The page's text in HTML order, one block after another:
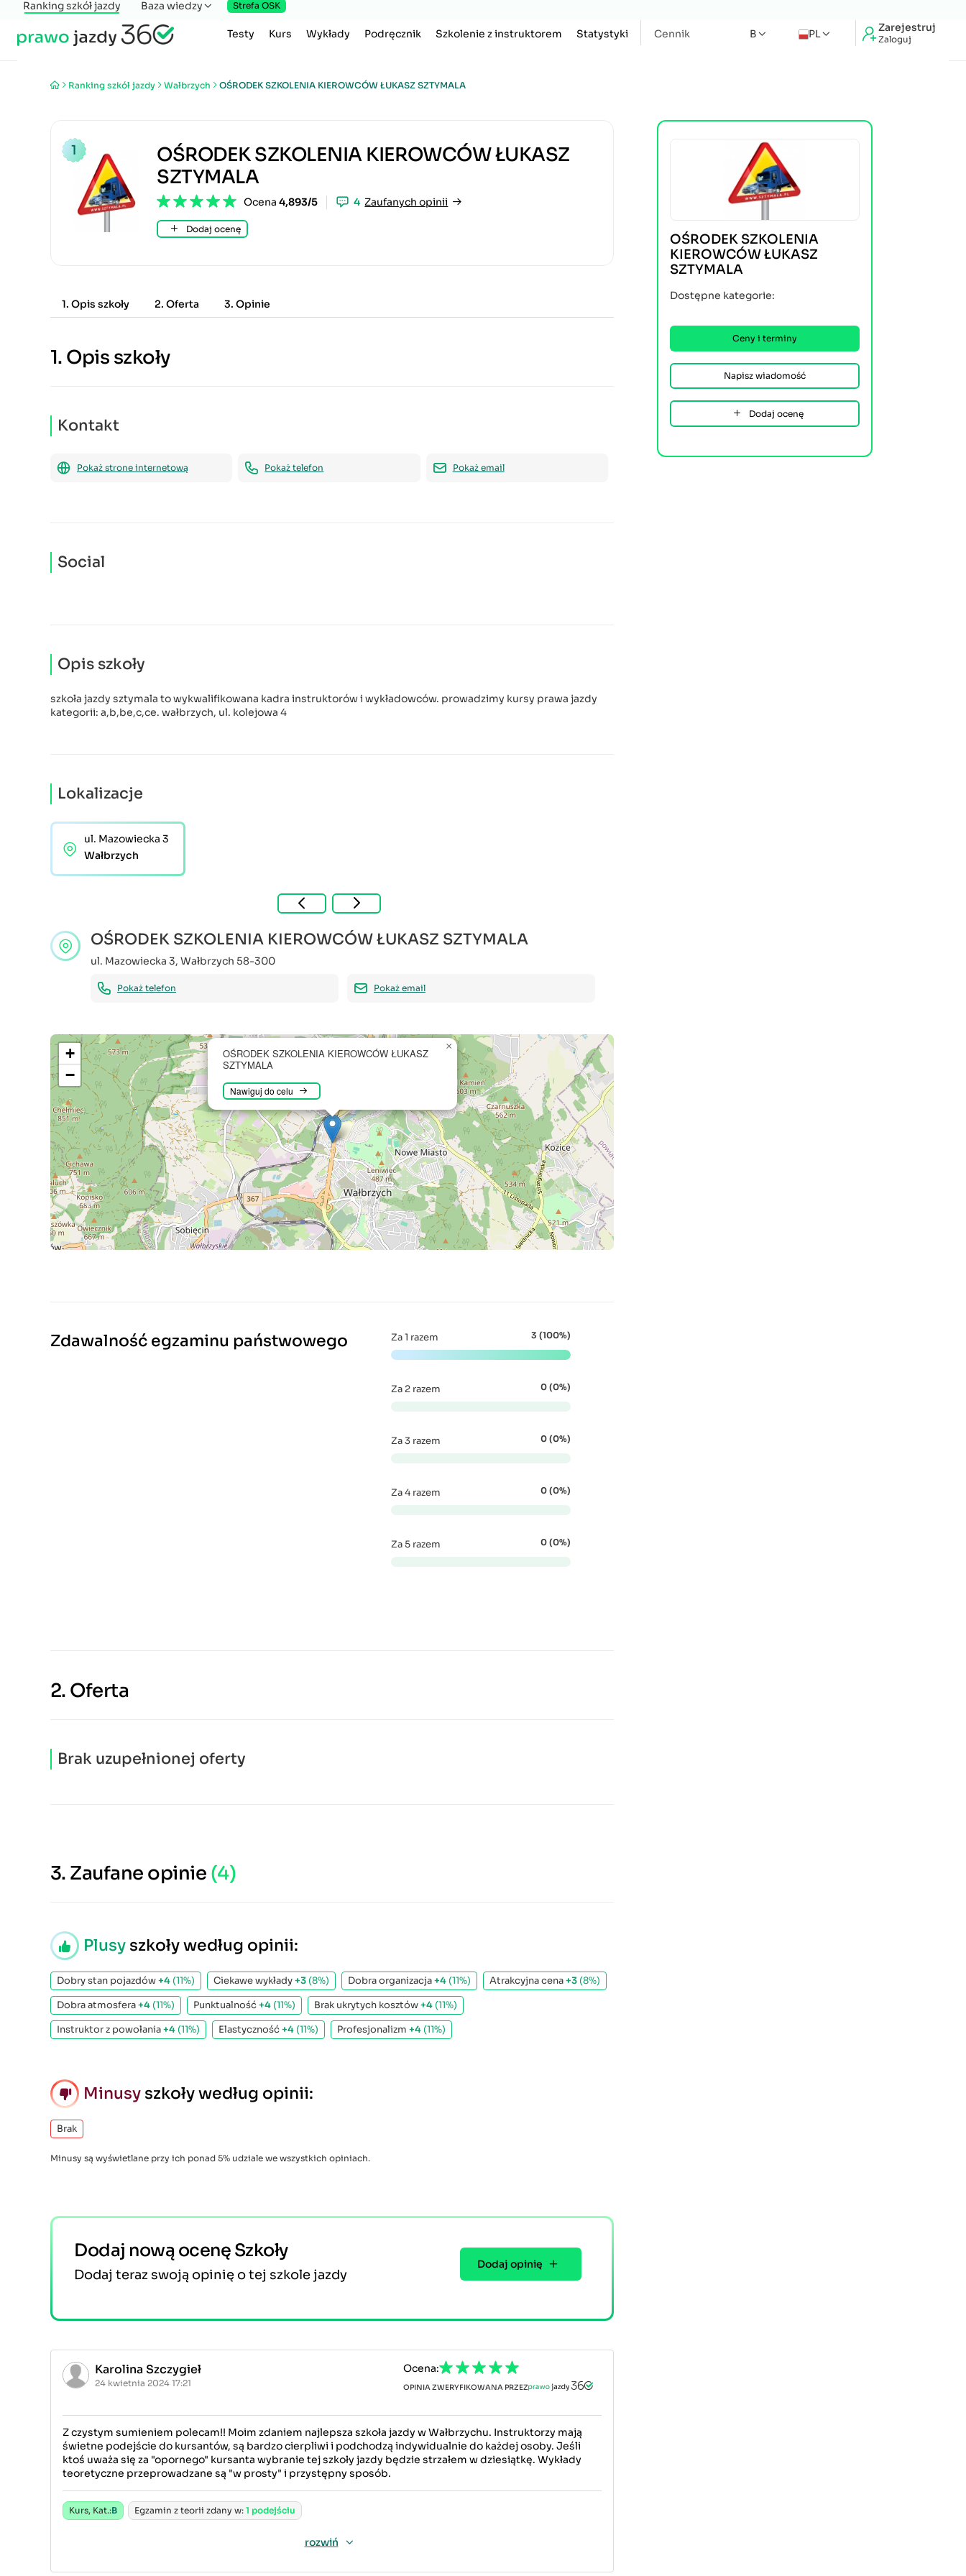
Zarejestruj
Zaloguj
PL
Testy Kurs Wykłady Podręcznik Szkolenie z instruktorem Statystyki Cennik B
Ranking szkół jazdy Baza wiedzy Strefa OSK
Ranking szkół jazdy Wałbrzych OŚRODEK SZKOLENIA KIEROWCÓW ŁUKASZ SZTYMALA
1
OŚRODEK SZKOLENIA KIEROWCÓW ŁUKASZ
SZTYMALA
Ocena4,893/5 4 Zaufanych opinii
Dodaj ocenę
1. Opis szkoły 2. Oferta 3. Opinie
1. Opis szkoły
Kontakt
Pokaż strone internetową Pokaż telefon Pokaż email
Social
Opis szkoły
szkoła jazdy sztymala to wykwalifikowana kadra instruktorów i wykładowców. prowadzimy kursy prawa jazdy
kategorii: a,b,be,c,ce. wałbrzych, ul. kolejowa 4
Lokalizacje
ul. Mazowiecka 3
Wałbrzych
OŚRODEK SZKOLENIA KIEROWCÓW ŁUKASZ SZTYMALA
ul. Mazowiecka 3, Wałbrzych 58-300
Pokaż telefon Pokaż email
OŚRODEK SZKOLENIA KIEROWCÓW ŁUKASZ
SZTYMALA
Nawiguj do celu
×
+
−
Zdawalność egzaminu państwowego Za 1 razem 3 (100%)
Za 2 razem 0 (0%)
Za 3 razem 0 (0%)
Za 4 razem 0 (0%)
Za 5 razem 0 (0%)
2. Oferta
Brak uzupełnionej oferty
3. Zaufane opinie (4)
Plusy szkoły według opinii:
Dobry stan pojazdów+4 (11%) Ciekawe wykłady+3 (8%) Dobra organizacja+4 (11%) Atrakcyjna cena+3 (8%)
Dobra atmosfera+4 (11%) Punktualność+4 (11%) Brak ukrytych kosztów+4 (11%)
Instruktor z powołania+4 (11%) Elastyczność+4 (11%) Profesjonalizm +4 (11%)
Minusy szkoły według opinii:
Brak
Minusy są wyświetlane przy ich ponad 5% udziale we wszystkich opiniach.
Dodaj nową ocenę Szkoły
Dodaj teraz swoją opinię o tej szkole jazdy
Dodaj opinię
Karolina Szczygieł
24 kwietnia 2024 17:21
Ocena:
OPINIA ZWERYFIKOWANA PRZEZ
Z czystym sumieniem polecam!! Moim zdaniem najlepsza szkoła jazdy w Wałbrzychu. Instruktorzy mają
świetne podejście do kursantów, są bardzo cierpliwi i podchodzą indywidualnie do każdej osoby. Jeśli
ktoś uważa się za "opornego" kursanta wybranie tej szkoły jazdy będzie strzałem w dziesiątkę. Wykłady
teoretyczne przeprowadzane są "w prosty" i przystępny sposób.
Kurs, Kat.:B Egzamin z teorii zdany w: 1 podejściu
rozwiń
OŚRODEK SZKOLENIA
KIEROWCÓW ŁUKASZ
SZTYMALA
Dostępne kategorie:
Ceny i terminy
Napisz wiadomość
Dodaj ocenę